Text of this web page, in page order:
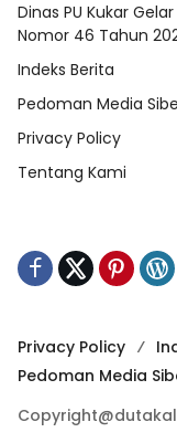
Dinas PU Kukar
Nomor 46 Tahun
Indeks Berita
Pedoman Media
Privacy Policy
Tentang Kami
Privacy Policy
Pedoman Media